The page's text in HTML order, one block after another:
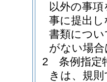
以外の事
事に提出
書類につ
がない場
2
条例指定
きは、規